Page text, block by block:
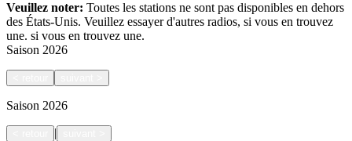
Veuillez noter: Toutes les stations ne sont pas disponibles en dehors
des États-Unis. Veuillez essayer d'autres radios, si vous en trouvez
une. si vous en trouvez une.
Saison 2026
Saison 2026
|